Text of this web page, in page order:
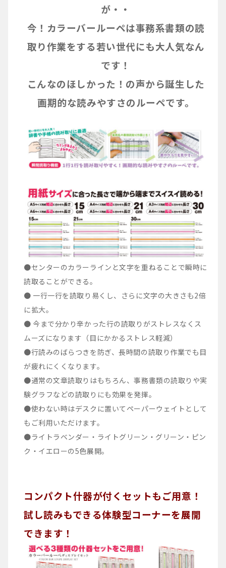
が・・
今！カラーバールーペは事務系書類の読
取り作業をする若い世代にも大人気なん
です！
こんなのほしかった！の声から誕生した
画期的な読みやすさのルーペです。
●センターのカラーラインと文字を重ねることで瞬時に
読取ることができる。
● 一行一行を読取り易くし、さらに文字の大きさも2倍
に拡大。
● 今まで分かり辛かった行の読取りがストレスなくス
ムーズになります（目にかかるストレス軽減）
●行読みのばらつきを防ぎ、長時間の読取り作業でも目
が疲れにくくなります。
●通常の文章読取りはもちろん、事務書類の読取りや実
験グラフなどの読取りにも効果を発揮。
●使わない時はデスクに置いてペーパーウェイトとして
もご利用いただけます。
●ライトラベンダー・ライトグリーン・グリーン・ピン
ク・イエローの5色展開。
コンパクト什器が付くセットもご用意！
試し読みもできる体験型コーナーを展開
できます！